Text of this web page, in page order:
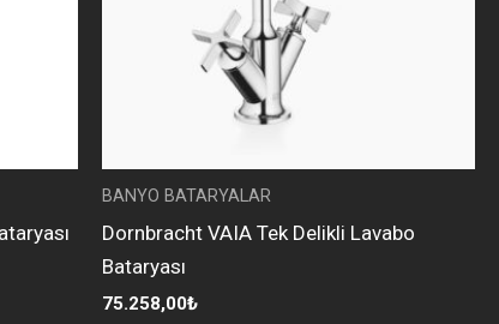
BANYO BATARYALAR
Dornbracht VAIA Tek Delikli Lavabo
Bataryası
75.258,00₺